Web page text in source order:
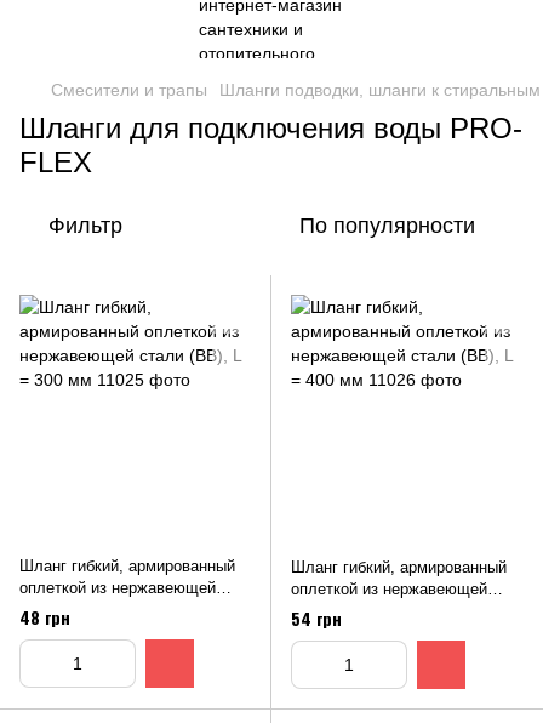
Смесители и трапы Шланги подводки, шланги к
Шланги для подключения воды PRO-
FLEX
Фильтр По популярности
Шланг гибкий, армированный
оплеткой из нержавеющей
стали (ВВ), L = 300 мм
48 грн
Шланг гибкий, армированный
оплеткой из нержавеющей
стали (ВВ), L = 400 мм
54 грн